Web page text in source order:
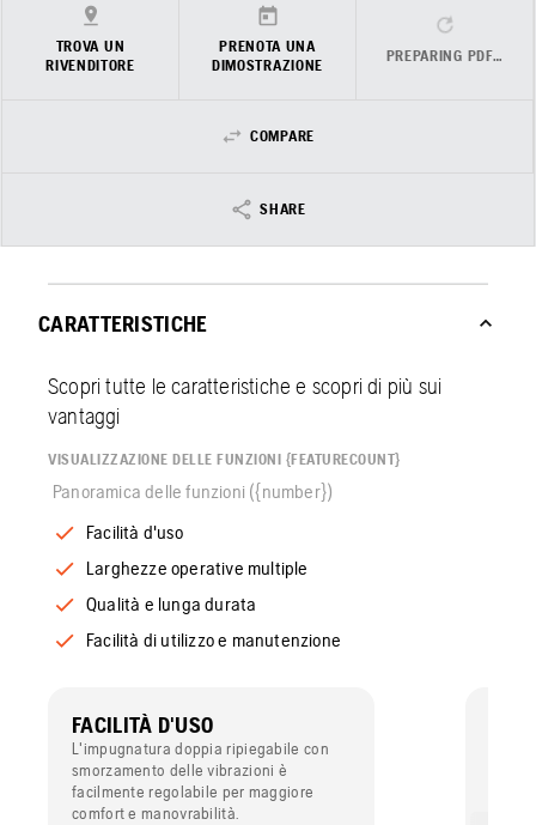
TROVA UN
RIVENDITORE
PRENOTA UNA
DIMOSTRAZIONE
PREPARING PDF…
COMPARE
SHARE
CARATTERISTICHE
Scopri tutte le caratteristiche e scopri di più sui
vantaggi
VISUALIZZAZIONE DELLE FUNZIONI {FEATURECOUNT}
Panoramica delle funzioni ({number})
Facilità d'uso
Larghezze operative multiple
Qualità e lunga durata
Facilità di utilizzo e manutenzione
FACILITÀ D'USO
L'impugnatura doppia ripiegabile con
smorzamento delle vibrazioni è
facilmente regolabile per maggiore
comfort e manovrabilità.